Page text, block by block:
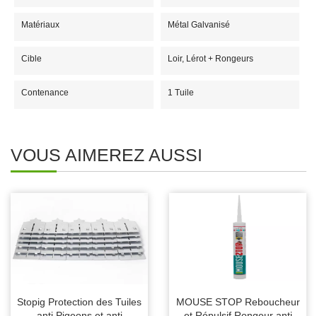
Matériaux Métal Galvanisé
Cible Loir, Lérot + Rongeurs
Contenance 1 Tuile
VOUS AIMEREZ AUSSI
Stopig Protection des Tuiles
MOUSE STOP Reboucheur